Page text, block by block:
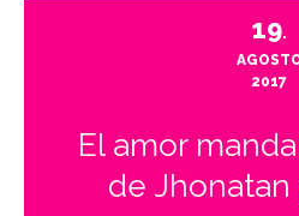
19.
2017
El amor
de